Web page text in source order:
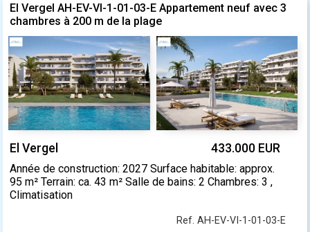
El Vergel AH-EV-VI-1-01-03-E Appartement neuf avec 3
chambres à 200 m de la plage
El Vergel 433.000 EUR
Année de construction: 2027 Surface habitable: approx.
95 m² Terrain: ca. 43 m² Salle de bains: 2 Chambres: 3 ,
Climatisation
Ref. AH-EV-VI-1-01-03-E